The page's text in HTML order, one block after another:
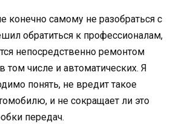
конечно самому не разобраться с
обратиться к профессионалам,
непосредственно ремонтом
том числе и автоматических. Я
понять, не вредит такое
и не сокращает ли это
передач.